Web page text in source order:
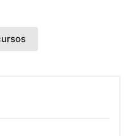
(abre en una nueva